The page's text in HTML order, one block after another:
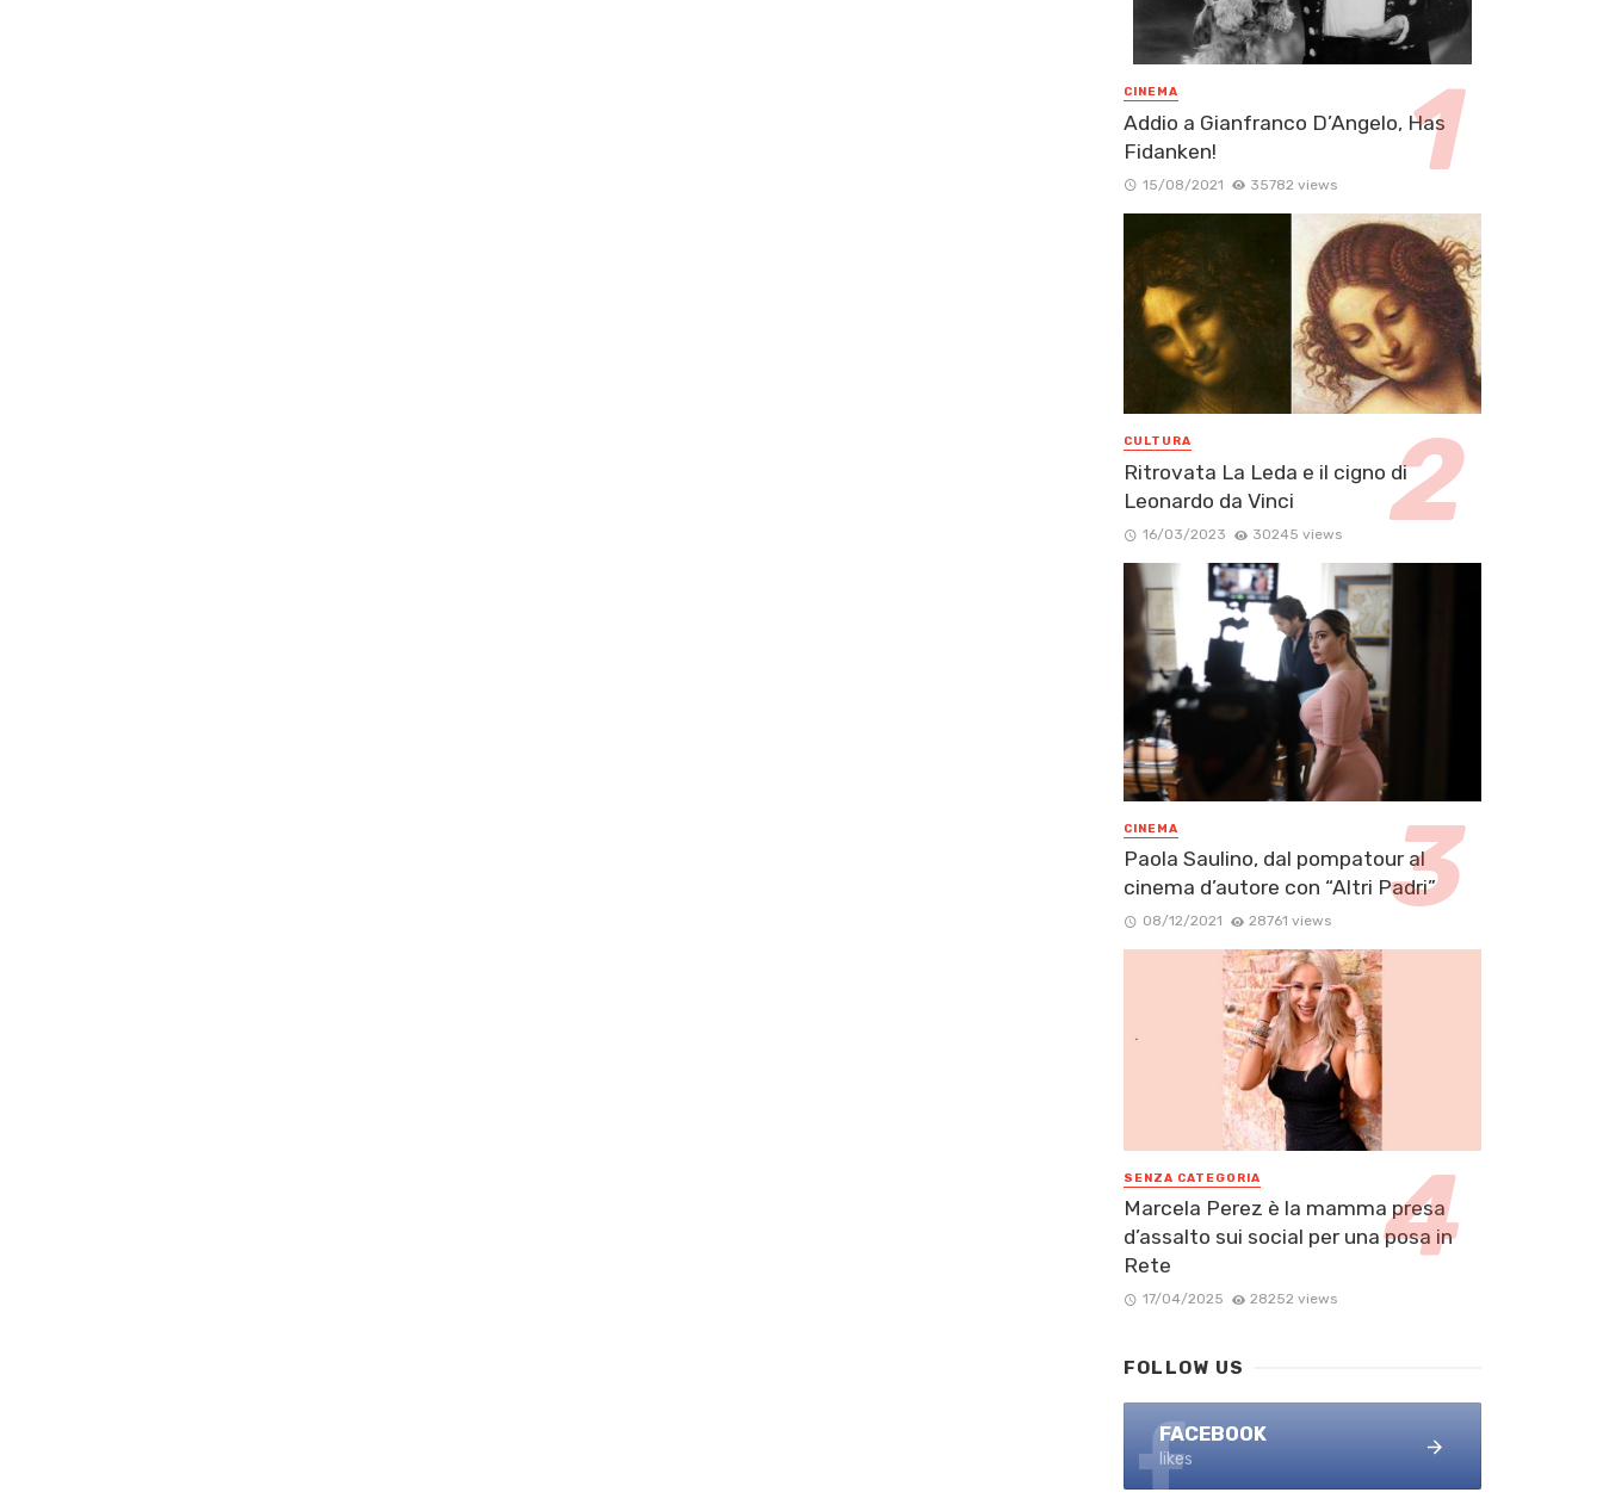
CINEMA
Addio a Gianfranco D’Angelo, Has
Fidanken!
15/08/2021 35782 views
CULTURA
Ritrovata La Leda e il cigno di
Leonardo da Vinci
16/03/2023 30245 views
CINEMA
Paola Saulino, dal pompatour al
cinema d’autore con “Altri Padri”
08/12/2021 28761 views
SENZA CATEGORIA
Marcela Perez è la mamma presa
d’assalto sui social per una posa in
Rete
17/04/2025 28252 views
FOLLOW US
FACEBOOK
likes